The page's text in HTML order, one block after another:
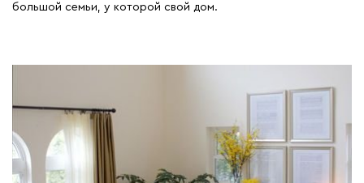
большой семьи, у которой свой дом.